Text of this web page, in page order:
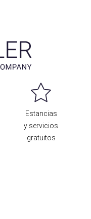
Estancias
y servicios
gratuitos